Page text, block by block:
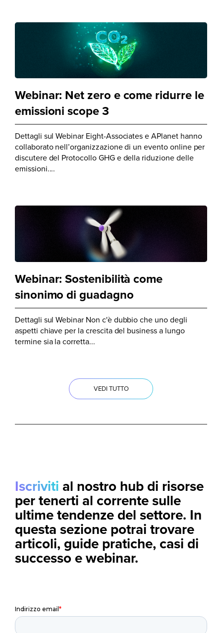
Webinar: Net zero e come ridurre le
emissioni scope 3
Dettagli sul Webinar Eight-Associates e APlanet hanno
collaborato nell’organizzazione di un evento online per
discutere del Protocollo GHG e della riduzione delle
emissioni....
Webinar: Sostenibilità come
sinonimo di guadagno
Dettagli sul Webinar Non c'è dubbio che uno degli
aspetti chiave per la crescita del business a lungo
termine sia la corretta...
VEDI TUTTO
Iscriviti al nostro hub di risorse
per tenerti al corrente sulle
ultime tendenze del settore. In
questa sezione potrai trovare
articoli, guide pratiche, casi di
successo e webinar.